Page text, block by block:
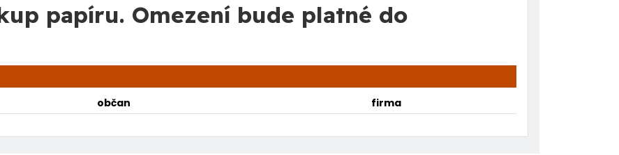
papíru. Omezení bude platné do
občan firma